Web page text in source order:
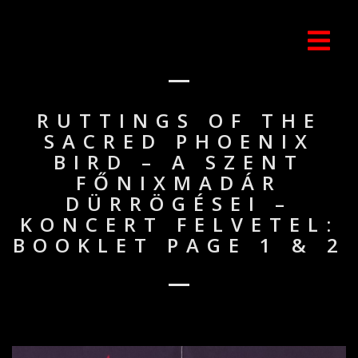
RUTTINGS OF THE
SACRED PHOENIX
BIRD – A SZENT
FŐNIXMADÁR
DÜRRÖGÉSEI –
KONCERT FELVETEL:
BOOKLET PAGE 1 & 2